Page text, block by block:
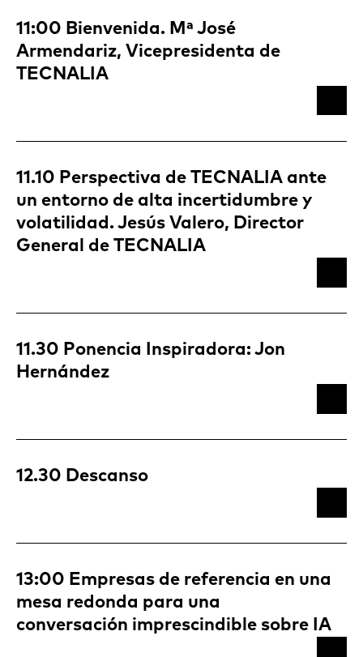
11:00 Bienvenida. Mª José
Armendariz, Vicepresidenta de
TECNALIA
11.10 Perspectiva de TECNALIA ante
un entorno de alta incertidumbre y
volatilidad. Jesús Valero, Director
General de TECNALIA
11.30 Ponencia Inspiradora: Jon
Hernández
12.30 Descanso
13:00 Empresas de referencia en una
mesa redonda para una
conversación imprescindible sobre IA